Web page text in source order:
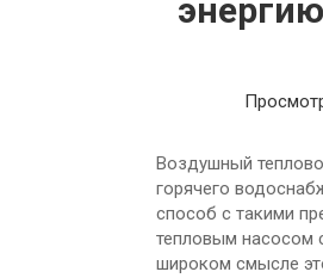
Воздушный
горячего
способ с такими
тепловым насосом
широком смысле